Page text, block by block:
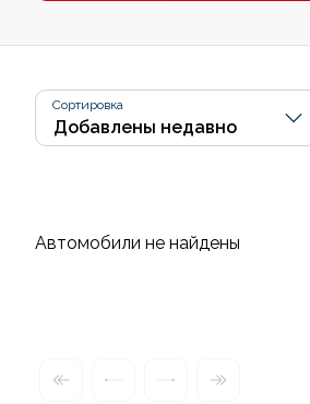
Сортировка
Автомобили не найдены